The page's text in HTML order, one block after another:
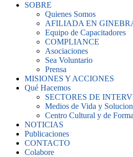
SOBRE
Quienes Somos
AFILIADA EN
Equipo de Capacitadores
COMPLIANCE
Asociaciones
Sea Voluntario
Prensa
MISIONES Y ACCIONES
Qué Hacemos
SECTORES DE
Medios de Vida y
Centro Cultural y de
NOTICIAS
Publicaciones
CONTACTO
Colabore